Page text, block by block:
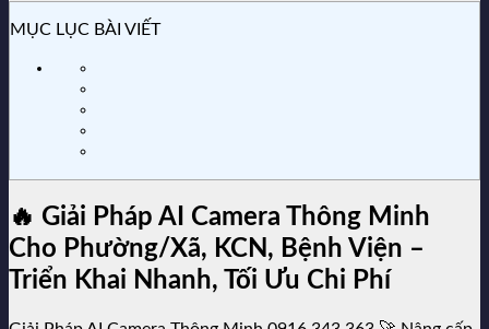
MỤC LỤC BÀI VIẾT
🔥 Giải Pháp AI Camera Thông Minh
Cho Phường/Xã, KCN, Bệnh Viện –
Triển Khai Nhanh, Tối Ưu Chi Phí